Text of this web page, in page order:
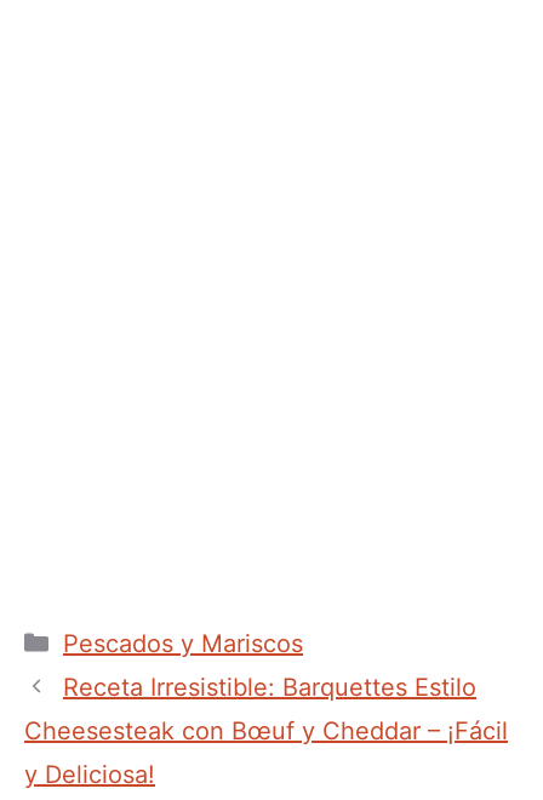
Categorías
Pescados y Mariscos
Receta Irresistible: Barquettes Estilo
Cheesesteak con Bœuf y Cheddar – ¡Fácil
y Deliciosa!